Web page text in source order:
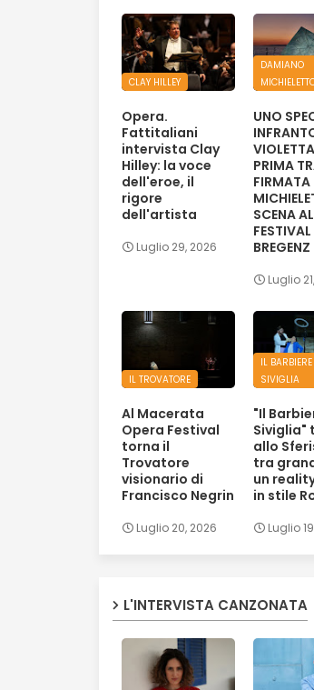
CLAY HILLEY
Opera.
Fattitaliani
intervista Clay
Hilley: la voce
dell'eroe, il
rigore
dell'artista
Luglio 29, 2026
DAMIANO
UNO
PRIMA
FIRMATA
SCENA AL
BREGENZ
Luglio
IL TROVATORE
Al Macerata
Opera Festival
torna il
Trovatore
visionario di
Francisco Negrin
Luglio 20, 2026
IL
SIVIGLIA
"Il
Siviglia"
allo
tra
un
in stile
Luglio
L'INTERVISTA CANZONATA